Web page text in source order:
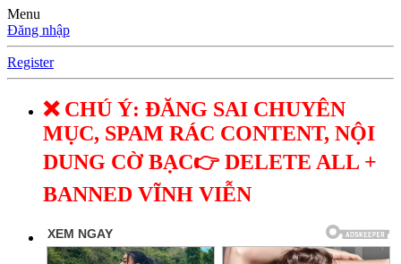
Menu
Đăng nhập
Register
❌ CHÚ Ý: ĐĂNG SAI CHUYÊN
MỤC, SPAM RÁC CONTENT, NỘI
DUNG CỜ BẠC👉 DELETE ALL +
BANNED VĨNH VIỄN